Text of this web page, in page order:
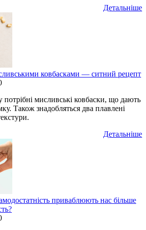
Детальніше
ковбасками — ситний рецепт
потрібні мисливські ковбаски, що дають
Також знадобляться два плавлені
Детальніше
приваблюють нас більше